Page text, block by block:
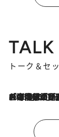
TALK
トーク＆セ
2026.8.3
「今後値上げがあるとすれば…」「リスクがあるのは今年の冬」エネルギー専門家が語る、ホルムズ海峡封鎖が家庭にもた